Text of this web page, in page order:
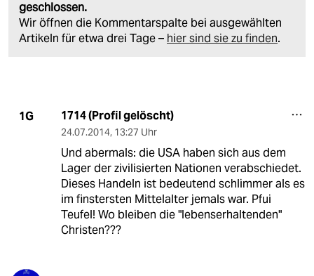
geschlossen.
Wir öffnen die Kommentarspalte bei ausgewählten
Artikeln für etwa drei Tage – hier sind sie zu finden.
1G 1714 (Profil gelöscht)
24.07.2014, 13:27 Uhr
Und abermals: die USA haben sich aus dem
Lager der zivilisierten Nationen verabschiedet.
Dieses Handeln ist bedeutend schlimmer als es
im finstersten Mittelalter jemals war. Pfui
Teufel! Wo bleiben die "lebenserhaltenden"
Christen???